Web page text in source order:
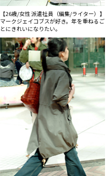
【26歳/女性 派遣社員（編集/ライター）】
マークジェイコブスが好き。年を重ねるご
とにきれいになりたい。